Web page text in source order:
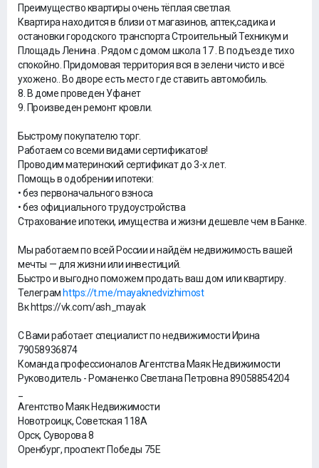
Преимущество квартиры очень тёплая светлая.
Квартира находится в близи от магазинов, аптек,садика и
остановки городского транспорта Строительный Техникум и
Площадь Ленина . Рядом с домом школа 17 . В подъезде тихо
спокойно. Придомовая территория вся в зелени чисто и всё
ухожено.. Во дворе есть место где ставить автомобиль.
8. В доме проведен Уфанет
9. Произведен ремонт кровли.
Быстрому покупателю торг.
Работаем со всеми видами сертификатов!
Проводим материнский сертификат до 3-х лет.
Помощь в одобрении ипотеки:
• без первоначального взноса
• без официального трудоустройства
Страхование ипотеки, имущества и жизни дешевле чем в Банке.
Мы работаем по всей России и найдём недвижимость вашей
мечты — для жизни или инвестиций.
Быстро и выгодно поможем продать ваш дом или квартиру.
Телеграм https://t.me/mayaknedvizhimost
Вк https://vk.com/ash_mayak
С Вами работает специалист по недвижимости Ирина
79058936874
Команда профессионалов Агентства Маяк Недвижимости
Руководитель - Романенко Светлана Петровна 89058854204
Агентство Маяк Недвижимости
Новотроицк, Советская 118А
Орск, Суворова 8
Оренбург, проспект Победы 75Е